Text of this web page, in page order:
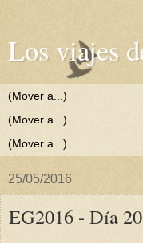
Los viajes
25/05/2016
EG2016 - Día